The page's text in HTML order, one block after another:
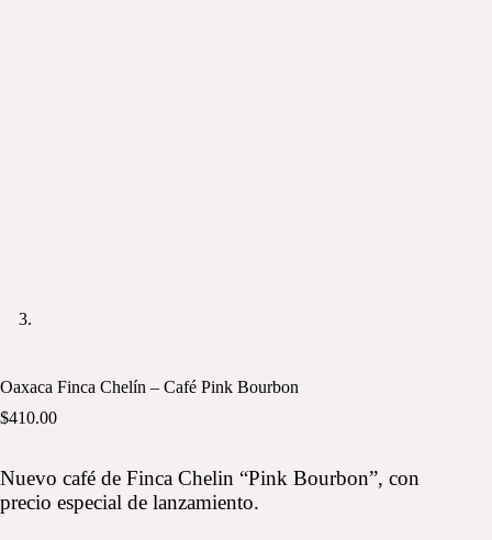
Oaxaca Finca Chelín – Café Pink Bourbon
$410.00
Nuevo café de Finca Chelin “Pink Bourbon”, con
precio especial de lanzamiento.